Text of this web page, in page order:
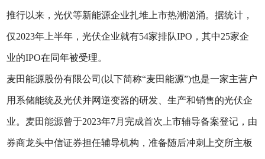
推行以来，光伏等新能源企业扎堆上市热潮汹涌。据统计，
仅2023年上半年，光伏企业就有54家排队IPO，其中25家企
业的IPO在同年被受理。
麦田能源股份有限公司(以下简称“麦田能源”)也是一家主营户
用系储能统及光伏并网逆变器的研发、生产和销售的光伏企
业。麦田能源曾于2023年7月完成首次上市辅导备案登记，由
券商龙头中信证券担任辅导机构，准备随后冲刺上交所主板